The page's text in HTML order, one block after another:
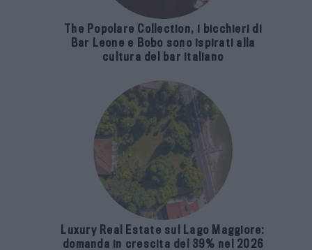
The Popolare Collection, i bicchieri di
Bar Leone e Bobo sono ispirati alla
cultura del bar italiano
Luxury Real Estate sul Lago Maggiore:
domanda in crescita del 39% nel 2026